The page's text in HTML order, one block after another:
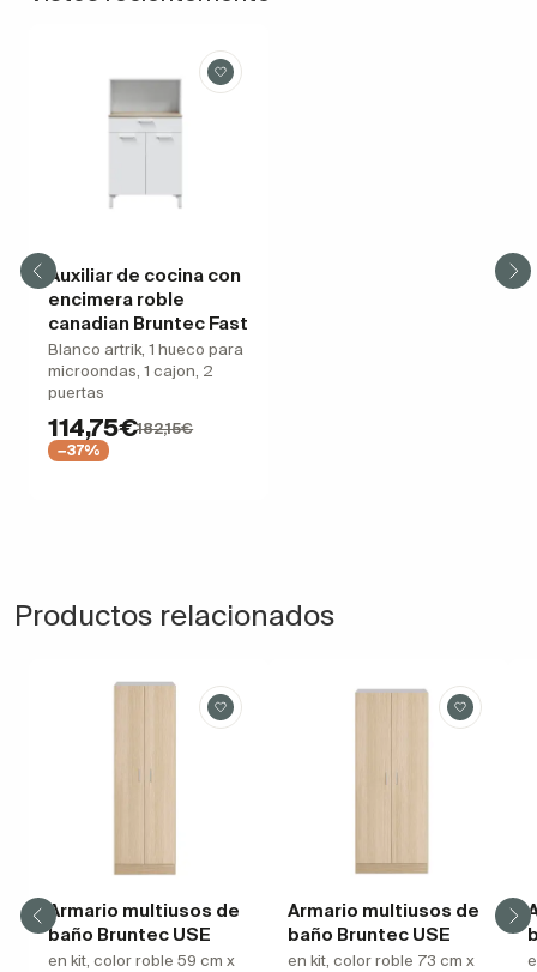
Auxiliar de cocina con
encimera roble
canadian Bruntec Fast
Blanco artrik, 1 hueco para
microondas, 1 cajon, 2
puertas
114,75€182,15€
−37%
Productos relacionados
Armario multiusos de
baño Bruntec USE
en kit, color roble 59 cm x
Armario multiusos de
baño Bruntec USE
en kit, color roble 73 cm x